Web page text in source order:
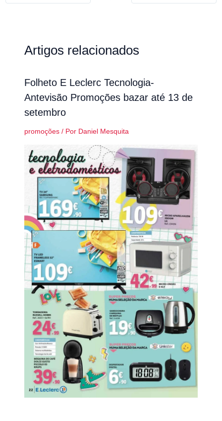
Artigos relacionados
Folheto E Leclerc Tecnologia-
Antevisão Promoções bazar até 13 de
setembro
promoções/ Por Daniel Mesquita